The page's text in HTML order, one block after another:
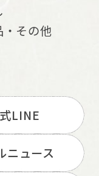
・その他
LINE
ニュース